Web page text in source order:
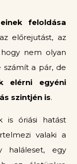
feloldása
előrejutást, az
nem olyan
számít a pár, de
elérni egyéni
szintjén is.
is óriási hatást
valaki a
haláleset, egy